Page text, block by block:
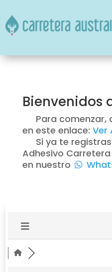
Bienvenidos
Para comenzar,
en este enlace: Ver
Si ya te
Adhesivo
en nuestro